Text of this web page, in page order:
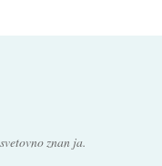
znan ja.